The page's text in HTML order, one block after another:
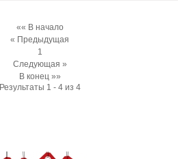
«« В начало
« Предыдущая
1
Следующая »
В конец »»
Результаты 1 - 4 из 4